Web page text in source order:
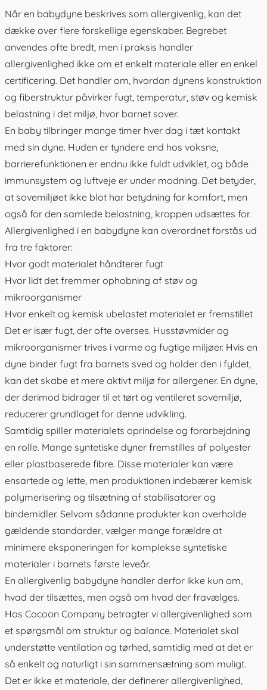
Når en babydyne beskrives som allergivenlig, kan det
dække over flere forskellige egenskaber. Begrebet
anvendes ofte bredt, men i praksis handler
allergivenlighed ikke om et enkelt materiale eller en enkel
certificering. Det handler om, hvordan dynens konstruktion
og fiberstruktur påvirker fugt, temperatur, støv og kemisk
belastning i det miljø, hvor barnet sover.
En baby tilbringer mange timer hver dag i tæt kontakt
med sin dyne. Huden er tyndere end hos voksne,
barrierefunktionen er endnu ikke fuldt udviklet, og både
immunsystem og luftveje er under modning. Det betyder,
at sovemiljøet ikke blot har betydning for komfort, men
også for den samlede belastning, kroppen udsættes for.
Allergivenlighed i en babydyne kan overordnet forstås ud
fra tre faktorer:
Hvor godt materialet håndterer fugt
Hvor lidt det fremmer ophobning af støv og
mikroorganismer
Hvor enkelt og kemisk ubelastet materialet er fremstillet
Det er især fugt, der ofte overses. Husstøvmider og
mikroorganismer trives i varme og fugtige miljøer. Hvis en
dyne binder fugt fra barnets sved og holder den i fyldet,
kan det skabe et mere aktivt miljø for allergener. En dyne,
der derimod bidrager til et tørt og ventileret sovemiljø,
reducerer grundlaget for denne udvikling.
Samtidig spiller materialets oprindelse og forarbejdning
en rolle. Mange syntetiske dyner fremstilles af polyester
eller plastbaserede fibre. Disse materialer kan være
ensartede og lette, men produktionen indebærer kemisk
polymerisering og tilsætning af stabilisatorer og
bindemidler. Selvom sådanne produkter kan overholde
gældende standarder, vælger mange forældre at
minimere eksponeringen for komplekse syntetiske
materialer i barnets første leveår.
En allergivenlig babydyne handler derfor ikke kun om,
hvad der tilsættes, men også om hvad der fravælges.
Hos Cocoon Company betragter vi allergivenlighed som
et spørgsmål om struktur og balance. Materialet skal
understøtte ventilation og tørhed, samtidig med at det er
så enkelt og naturligt i sin sammensætning som muligt.
Det er ikke et materiale, der definerer allergivenlighed,